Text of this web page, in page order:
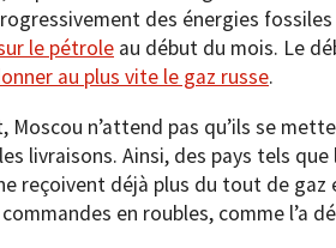
des énergies
le pétrole au début du mois. Le
au plus vite le gaz russe.
Moscou n’attend pas qu’ils se
livraisons. Ainsi, des pays tels que
reçoivent déjà plus du tout de
en roubles, comme l’a